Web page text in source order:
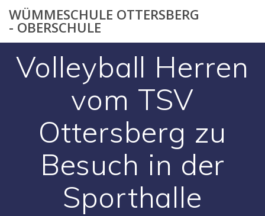
Inhalt
WÜMMESCHULE OTTERSBERG
- OBERSCHULE
Volleyball Herren
vom TSV
Ottersberg zu
Besuch in der
Sporthalle